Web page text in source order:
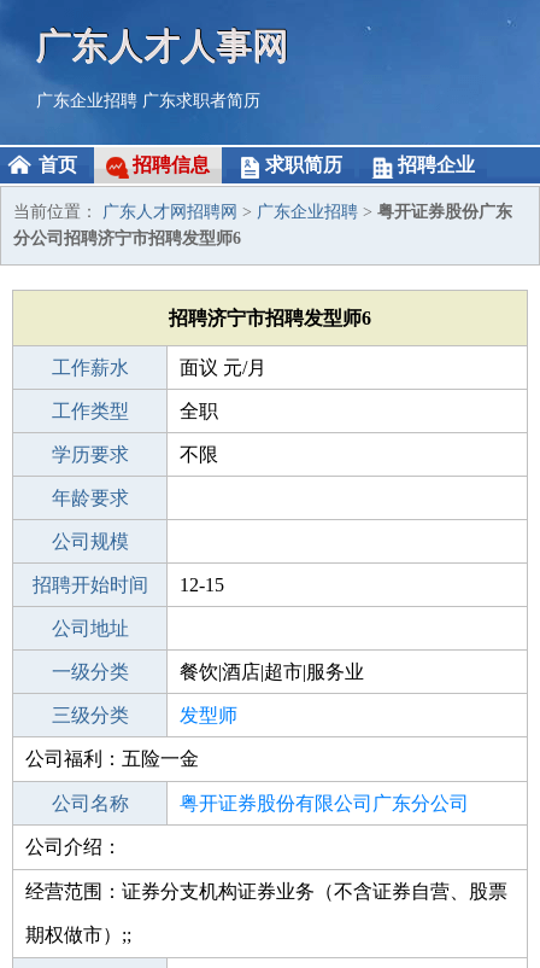
广东人才人事网
广东企业招聘 广东求职者简历
首页 招聘信息 求职简历 招聘企业
当前位置： 广东人才网招聘网 > 广东企业招聘 > 粤开证券股份广东
分公司招聘济宁市招聘发型师6
招聘济宁市招聘发型师6
工作薪水 面议 元/月
招聘人数 10人
工作类型 全职
性别要求 -
学历要求 不限
工作经验
年龄要求
工作地点
公司规模
公司电话
招聘开始时间 12-15
招聘结束时间
公司地址
一级分类 餐饮|酒店|超市|服务业
二级分类 美容/美发
三级分类 发型师
其他行业 不限
公司福利：五险一金
公司名称 粤开证券股份有限公司广东分公司
公司类型
公司介绍：
经营范围：证券分支机构证券业务（不含证券自营、股票
期权做市）;;